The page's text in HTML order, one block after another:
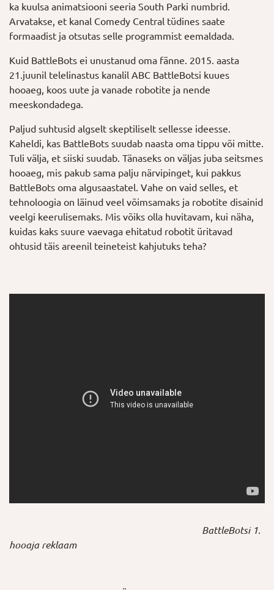
ka kuulsa animatsiooni seeria South Parki numbrid.
Arvatakse, et kanal Comedy Central tüdines saate
formaadist ja otsutas selle programmist eemaldada.
Kuid BattleBots ei unustanud oma fänne. 2015. aasta
21.juunil telelinastus kanalil ABC BattleBotsi kuues
hooaeg, koos uute ja vanade robotite ja nende
meeskondadega.
Paljud suhtusid algselt skeptiliselt sellesse ideesse.
Kaheldi, kas BattleBots suudab naasta oma tippu või mitte.
Tuli välja, et siiski suudab. Tänaseks on väljas juba seitsmes
hooaeg, mis pakub sama palju närvipinget, kui pakkus
BattleBots oma algusaastatel. Vahe on vaid selles, et
tehnoloogia on läinud veel võimsamaks ja robotite disainid
veelgi keerulisemaks. Mis võiks olla huvitavam, kui näha,
kuidas kaks suure vaevaga ehitatud robotit üritavad
ohtusid täis areenil teineteist kahjutuks teha?
BattleBotsi 1.
hooaja reklaam